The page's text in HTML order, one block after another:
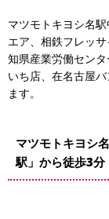
名古屋駅
名古屋駅 市
センター
マツモトキヨシ名
エア、相鉄フレッ
知県産業労働セン
いち店、在名古屋
ます。
マツモトキヨシ
駅」から徒歩3分